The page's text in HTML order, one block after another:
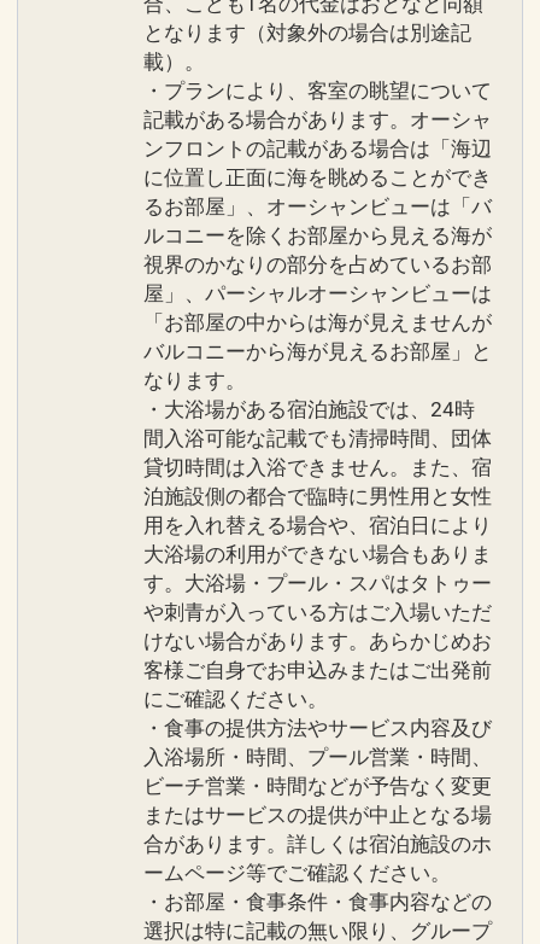
一部のレストランではドレスコードがご
ざいます。 ※詳細は現地にお問い合わせ
ください。
●「蜃気楼」短パン（膝上）、ビーチサ
ンダルなどでのご来店はご遠慮くださ
「シギラ タートルベイ」ビーチサンダル
などでのご来店はご遠慮ください。
●館内のパブリックスペースでは、ワン
ポイントタトゥーを含むすべての入れ墨
の露出をご遠慮いただいております。
●バスローブ、パジャマ、スリッパ、タ
オル類は客室内のみのご利用とさせてい
ただいております。
設定期間：2026年4月1日～2026年11月
インターネットコース番号：DP-1-
17263383
となります（対象外の場合は別途記
載）。
・プランにより、客室の眺望について
記載がある場合があります。オーシャ
ンフロントの記載がある場合は「海辺
に位置し正面に海を眺めることができ
るお部屋」、オーシャンビューは「バ
ルコニーを除くお部屋から見える海が
視界のかなりの部分を占めているお部
屋」、パーシャルオーシャンビューは
「お部屋の中からは海が見えませんが
バルコニーから海が見えるお部屋」と
なります。
・大浴場がある宿泊施設では、24時
間入浴可能な記載でも清掃時間、団体
貸切時間は入浴できません。また、宿
泊施設側の都合で臨時に男性用と女性
用を入れ替える場合や、宿泊日により
大浴場の利用ができない場合もありま
す。大浴場・プール・スパはタトゥー
や刺青が入っている方はご入場いただ
けない場合があります。あらかじめお
客様ご自身でお申込みまたはご出発前
にご確認ください。
・食事の提供方法やサービス内容及び
入浴場所・時間、プール営業・時間、
ビーチ営業・時間などが予告なく変更
またはサービスの提供が中止となる場
合があります。詳しくは宿泊施設のホ
ームページ等でご確認ください。
・お部屋・食事条件・食事内容などの
選択は特に記載の無い限り、グループ